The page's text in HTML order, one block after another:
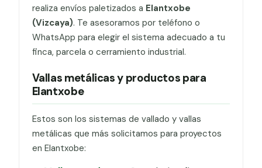
realiza envíos paletizados a Elantxobe
(Vizcaya). Te asesoramos por teléfono o
WhatsApp para elegir el sistema adecuado a tu
finca, parcela o cerramiento industrial.
Vallas metálicas y productos para
Elantxobe
Estos son los sistemas de vallado y vallas
metálicas que más solicitamos para proyectos
en Elantxobe: